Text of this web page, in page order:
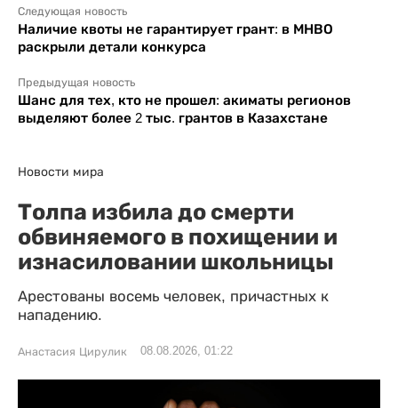
Следующая новость
Наличие квоты не гарантирует грант: в МНВО
раскрыли детали конкурса
Предыдущая новость
Шанс для тех, кто не прошел: акиматы регионов
выделяют более 2 тыс. грантов в Казахстане
Новости мира
Толпа избила до смерти
обвиняемого в похищении и
изнасиловании школьницы
Арестованы восемь человек, причастных к
нападению.
Анастасия Цирулик 08.08.2026, 01:22